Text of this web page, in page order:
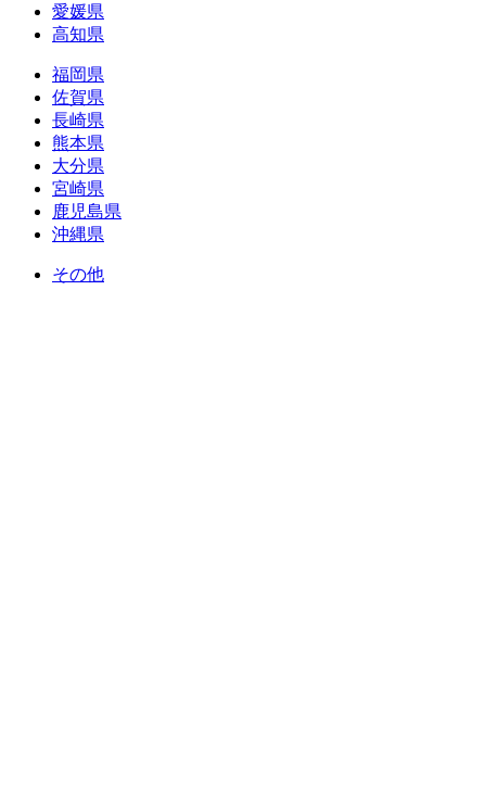
愛媛県
高知県
福岡県
佐賀県
長崎県
熊本県
大分県
宮崎県
鹿児島県
沖縄県
その他